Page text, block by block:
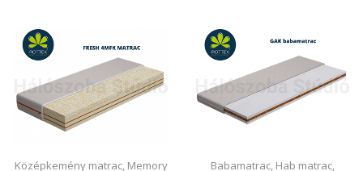
Középkemény matrac, Memory
Babamatrac, Hab matrac,